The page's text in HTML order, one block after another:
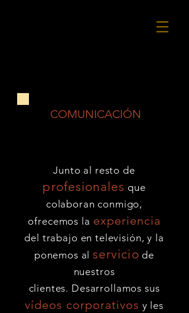
COMUNICACIÓN
Junto al resto de
profesionales que
colaboran conmigo,
ofrecemos la experiencia
del trabajo en televisión, y la
ponemos al servicio de
nuestros
clientes. Desarrollamos sus
vídeos corporativos y les